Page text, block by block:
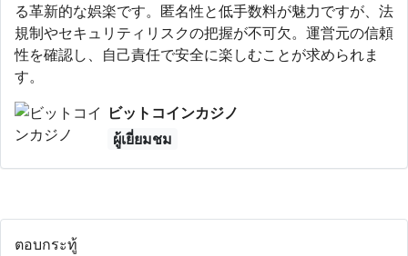
る革新的な娯楽です。匿名性と低手数料が魅力ですが、法
規制やセキュリティリスクの把握が不可欠。運営元の信頼
性を確認し、自己責任で安全に楽しむことが求められま
す。
ビットコインカジノ
ผู้เยี่ยมชม
ตอบกระทู้